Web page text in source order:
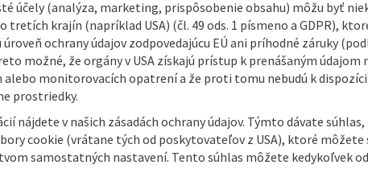
the border rivers Inn and Salzach, there are
účely (analýza, marketing, prispôsobenie obsahu) môžu byť
tretích krajín (napríklad USA) (čl. 49 ods. 1 písmeno a GDPR),
ochrany údajov zodpovedajúcu EÚ ani príhodné záruky
možné, že orgány v USA získajú prístup k prenášaným údajom
monitorovacích opatrení a že proti tomu nebudú k
prostriedky.
nájdete v našich zásadách ochrany údajov. Týmto dávate súhlas,
cookie (vrátane tých od poskytovateľov z USA), ktoré môžete
samostatných nastavení. Tento súhlas môžete kedykoľvek